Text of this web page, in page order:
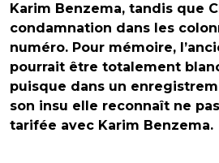
Karim Benzema, tandis que
condamnation dans les
numéro. Pour mémoire,
pourrait être totalement
puisque dans un
son insu elle reconnaît ne
tarifée avec Karim Benzema.